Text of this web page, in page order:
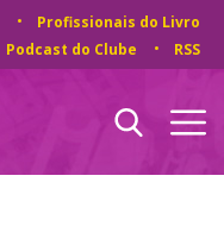
Profissionais do Livro
Podcast do Clube RSS